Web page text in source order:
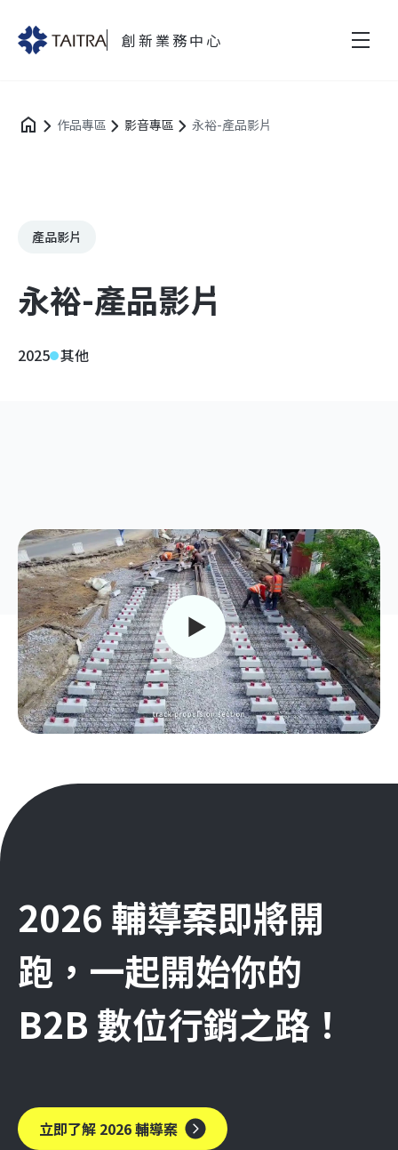
創新業務中心
作品專區 影音專區 永裕-產品影片
產品影片
永裕-產品影片
2025 其他
2026 輔導案即將開
跑，一起開始你的
B2B 數位行銷之路！
立即了解 2026 輔導案